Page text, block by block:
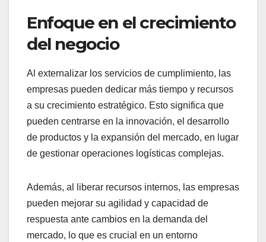
Enfoque en el crecimiento
del negocio
Al externalizar los servicios de cumplimiento, las
empresas pueden dedicar más tiempo y recursos
a su crecimiento estratégico. Esto significa que
pueden centrarse en la innovación, el desarrollo
de productos y la expansión del mercado, en lugar
de gestionar operaciones logísticas complejas.
Además, al liberar recursos internos, las empresas
pueden mejorar su agilidad y capacidad de
respuesta ante cambios en la demanda del
mercado, lo que es crucial en un entorno